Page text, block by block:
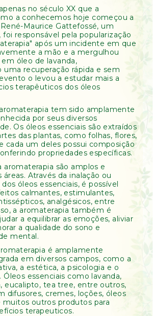
no século XX que a
a conhecemos hoje começou a
Maurice Gattefossé, um
foi responsável pela popularização
após um incidente em que
a mão e a mergulhou
óleo de lavanda,
uma recuperação rápida e sem
o levou a estudar mais a
terapêuticos dos óleos
tem sido amplamente
por seus diversos
Os óleos essenciais são extraídos
das plantas, como folhas, flores,
cada um deles possui composição
propriedades específicas.
aromaterapia são amplos e
áreas. Através da inalação ou
óleos essenciais, é possível
calmantes, estimulantes,
analgésicos, entre
a aromaterapia também é
a equilibrar as emoções, aliviar
a qualidade do sono e
mental.
é amplamente
em diversos campos, como a
a estética, a psicologia e o
essenciais como lavanda,
eucalipto, tea tree, entre outros,
difusores, cremes, loções, óleos
muitos outros produtos para
terapeuticos.